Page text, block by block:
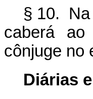
§ 10. Na
caberá ao
cônjuge no
Diárias